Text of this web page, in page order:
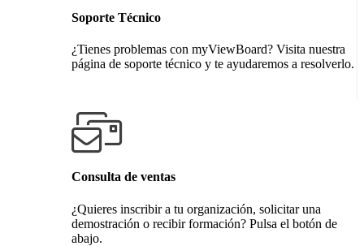
Soporte Técnico
¿Tienes problemas con myViewBoard? Visita nuestra
página de soporte técnico y te ayudaremos a resolverlo.
Consulta de ventas
¿Quieres inscribir a tu organización, solicitar una
demostración o recibir formación? Pulsa el botón de
abajo.